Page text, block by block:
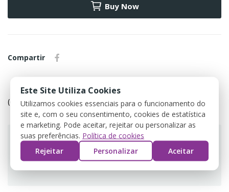
Buy Now
Compartir
Política de devolução
(editar com o módulo Customer Reassurance)
Este Site Utiliza Cookies
Utilizamos cookies essenciais para o funcionamento do
site e, com o seu consentimento, cookies de estatística
e marketing. Pode aceitar, rejeitar ou personalizar as
suas preferências. Política de cookies
Rejeitar
Personalizar Aceitar